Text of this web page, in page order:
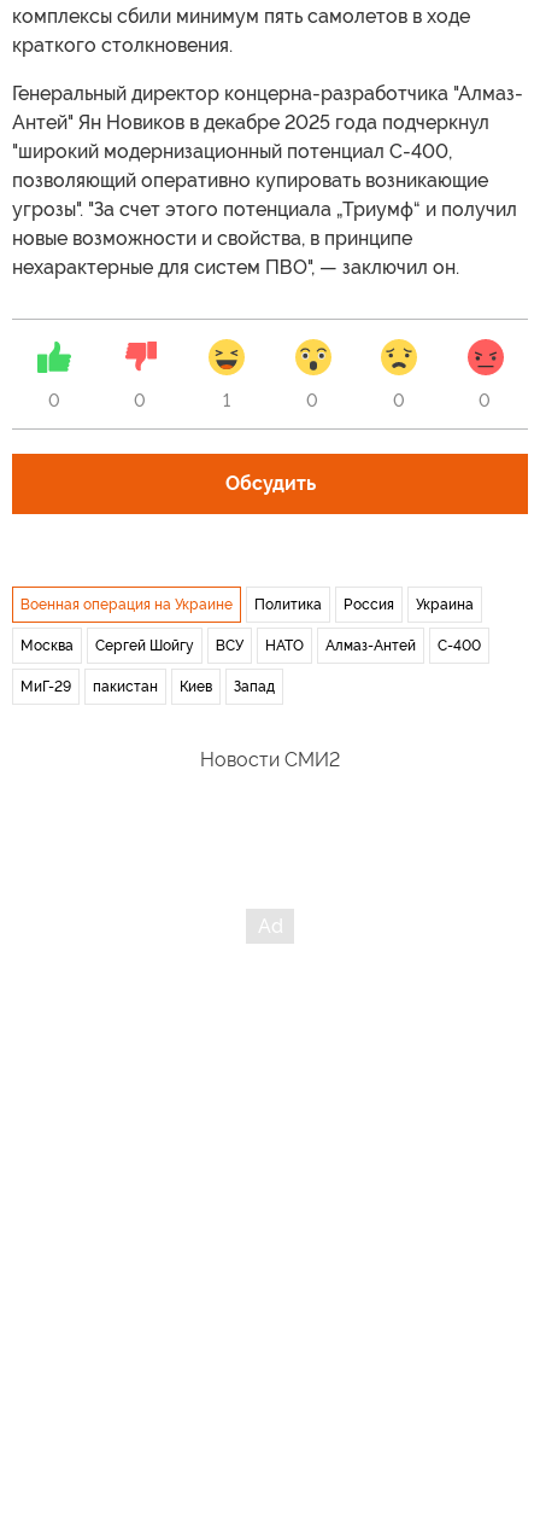
комплексы сбили минимум пять самолетов в ходе
краткого столкновения.
Генеральный директор концерна-разработчика "Алмаз-
Антей" Ян Новиков в декабре 2025 года подчеркнул
"широкий модернизационный потенциал С-400,
позволяющий оперативно купировать возникающие
угрозы". "За счет этого потенциала „Триумф“ и получил
новые возможности и свойства, в принципе
нехарактерные для систем ПВО", — заключил он.
0 0 1 0 0 0
Обсудить
Военная операция на Украине Политика Россия Украина
Москва Сергей Шойгу ВСУ НАТО Алмаз-Антей С-400
МиГ-29 пакистан Киев Запад
Новости СМИ2